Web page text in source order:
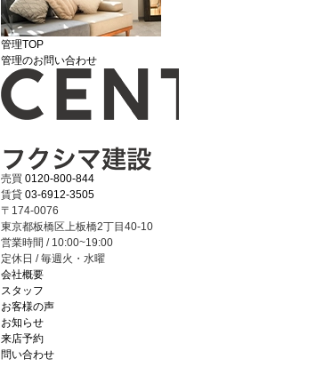
管理TOP
管理のお問い合わせ
売買 0120-800-844
賃貸 03-6912-3505
〒174-0076
東京都板橋区上板橋2丁目40-10
営業時間 / 10:00~19:00
定休日 / 毎週火・水曜
会社概要
スタッフ
お客様の声
お知らせ
来店予約
問い合わせ